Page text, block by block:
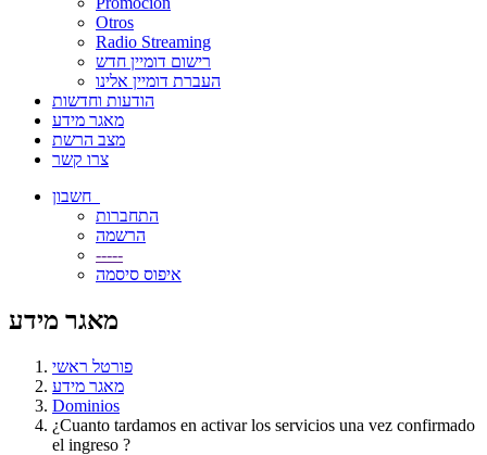
Otros
Radio Streaming
רישום דומיין חדש
העברת דומיין אלינו
הודעות וחדשות
מאגר מידע
מצב הרשת
צרו קשר
התחברות
הרשמה
-----
איפוס סיסמה
מאגר מידע
פורטל ראשי
מאגר מידע
Dominios
¿Cuanto tardamos en activar los servicios una vez confirmado
el ingreso ?